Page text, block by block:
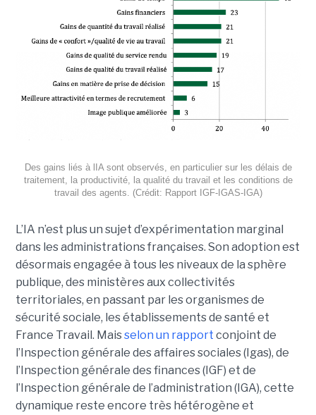
Des gains liés à lIA sont observés, en particulier sur les délais de
traitement, la productivité, la qualité du travail et les conditions de
travail des agents. (Crédit: Rapport IGF-IGAS-IGA)
L’IA n’est plus un sujet d’expérimentation marginal
dans les administrations françaises. Son adoption est
désormais engagée à tous les niveaux de la sphère
publique, des ministères aux collectivités
territoriales, en passant par les organismes de
sécurité sociale, les établissements de santé et
France Travail. Maisselon un rapport conjoint de
l’Inspection générale des affaires sociales (Igas), de
l’Inspection générale des finances (IGF) et de
l’Inspection générale de l’administration (IGA), cette
dynamique reste encore très hétérogène et